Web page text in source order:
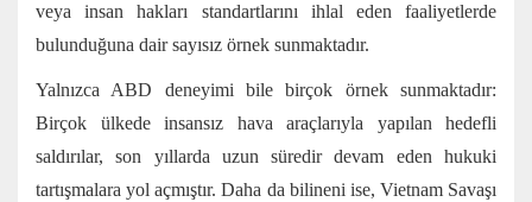
veya insan hakları standartlarını ihlal eden faaliyetlerde
bulunduğuna dair sayısız örnek sunmaktadır.
Yalnızca ABD deneyimi bile birçok örnek sunmaktadır:
Birçok ülkede insansız hava araçlarıyla yapılan hedefli
saldırılar, son yıllarda uzun süredir devam eden hukuki
tartışmalara yol açmıştır. Daha da bilineni ise, Vietnam Savaşı